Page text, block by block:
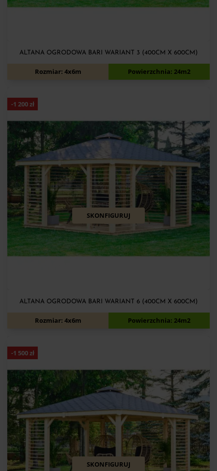
ALTANA OGRODOWA BARI WARIANT 3 (400CM X 600CM)
13 200 12 000zł
Rozmiar: 4x6m Powierzchnia: 24m2
-1 200zł
SKONFIGURUJ
ALTANA OGRODOWA BARI WARIANT 6 (400CM X 600CM)
14 880 13 680zł
Rozmiar: 4x6m Powierzchnia: 24m2
-1 500zł
SKONFIGURUJ